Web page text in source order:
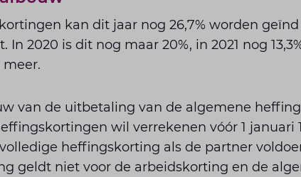
kan dit jaar nog 26,7% worden
In 2020 is dit nog maar 20%, in 2021 nog
meer.
van de uitbetaling van de algemene
wil verrekenen vóór 1 januari
heffingskorting als de partner
geldt niet voor de arbeidskorting en de